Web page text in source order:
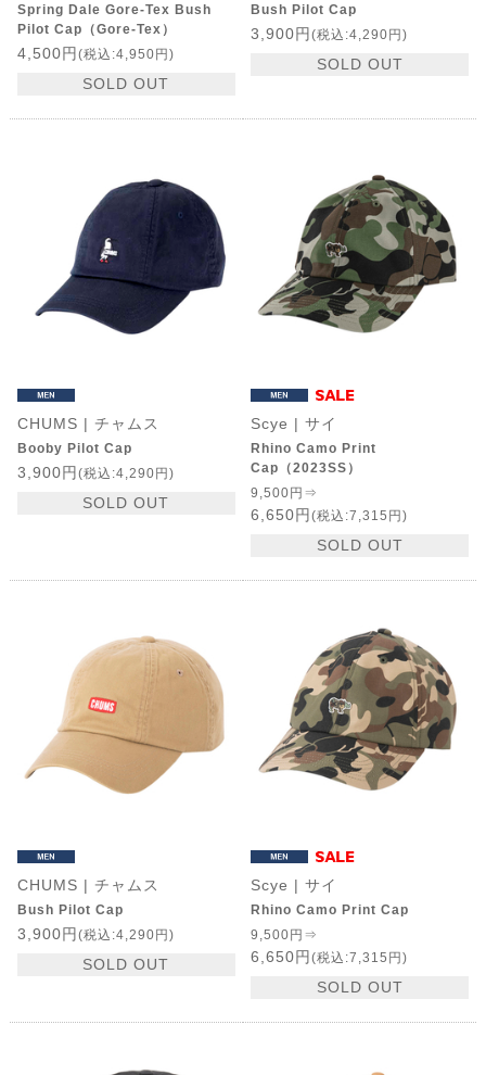
Spring Dale Gore-Tex Bush
Pilot Cap（Gore-Tex）
4,500円 (税込:4,950円)
SOLD OUT
Bush Pilot Cap
3,900円 (税込:4,290円)
SOLD OUT
CHUMS | チャムス
Booby Pilot Cap
3,900円 (税込:4,290円)
SOLD OUT
Scye | サイ
Rhino Camo Print
Cap（2023SS）
9,500円⇒
6,650円 (税込:7,315円)
SOLD OUT
CHUMS | チャムス
Bush Pilot Cap
3,900円 (税込:4,290円)
SOLD OUT
Scye | サイ
Rhino Camo Print Cap
9,500円⇒
6,650円 (税込:7,315円)
SOLD OUT